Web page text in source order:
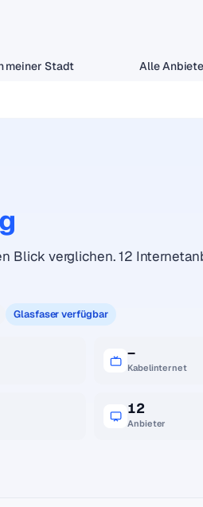
meiner Stadt Alle
Blick verglichen. 12
Glasfaser verfügbar
–
Kabelinternet
12
Anbieter